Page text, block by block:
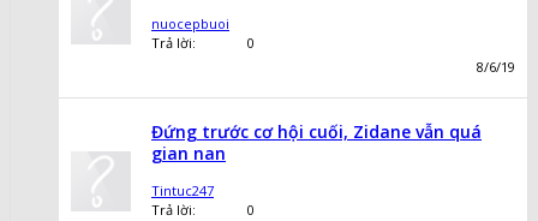
nuocepbuoi
Trả lời:
0
8/6/19
Đứng trước cơ hội cuối, Zidane vẫn quá
gian nan
Tintuc247
Trả lời:
0